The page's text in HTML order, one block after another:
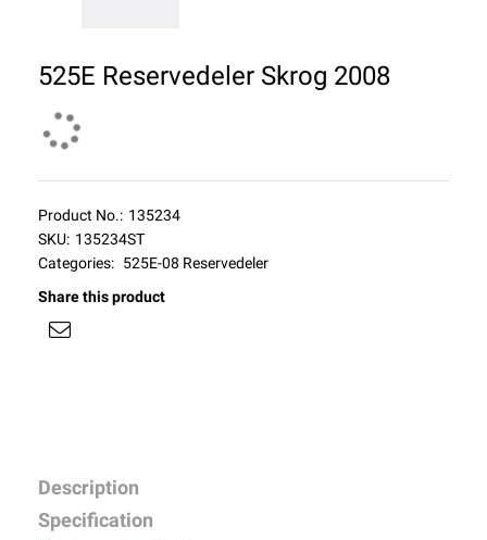
525E Reservedeler Skrog 2008
Product No.: 135234
SKU: 135234ST
Categories: 525E-08 Reservedeler
Share this product
Description
Specification